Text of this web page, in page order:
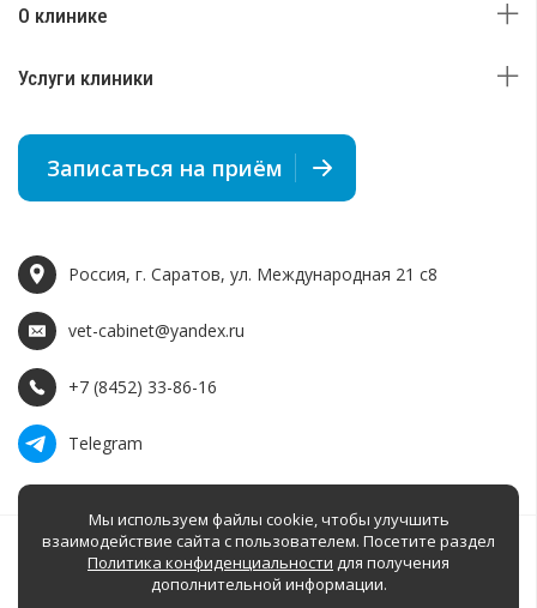
О клинике
Услуги клиники
Записаться на приём
Россия, г. Саратов, ул. Международная 21 c8
vet-cabinet@yandex.ru
+7 (8452) 33-86-16
Telegram
© 2016 – 2026 г. Ветеринарный
Разработка
Мы используем файлы cookie, чтобы улучшить
взаимодействие сайта с пользователем. Посетите раздел
Политика конфиденциальности для получения
дополнительной информации.